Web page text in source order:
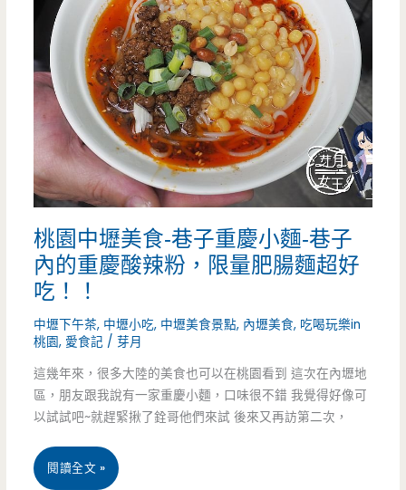
給
你
滿
的
儀
感
豪
CHILL
營
養
三
明
治-
黃
市
場
裡
面
桃園中壢美食-巷子重慶小麵-巷子
內的重慶酸辣粉，限量肥腸麵超好
吃！！
中壢下午茶, 中壢小吃, 中壢美食景點, 內壢美食, 吃喝玩樂in
桃園, 愛食記 /芽月
這幾年來，很多大陸的美食也可以在桃園看到 這次在內壢地
區，朋友跟我說有一家重慶小麵，口味很不錯 我覺得好像可
以試試吧~就趕緊揪了銓哥他們來試 後來又再訪第二次，
桃
閱讀全文 »